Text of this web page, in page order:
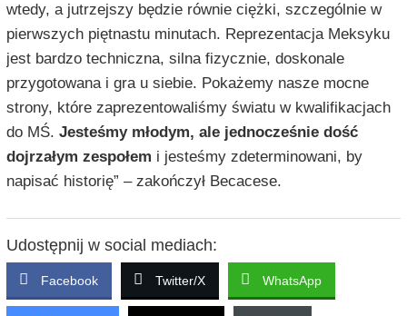
wtedy, a jutrzejszy będzie równie ciężki, szczególnie w
pierwszych piętnastu minutach. Reprezentacja Meksyku
jest bardzo techniczna, silna fizycznie, doskonale
przygotowana i gra u siebie. Pokażemy nasze mocne
strony, które zaprezentowaliśmy światu w kwalifikacjach
do MŚ. Jesteśmy młodym, ale jednocześnie dość
dojrzałym zespołem i jesteśmy zdeterminowani, by
napisać historię” – zakończył Becacese.
Udostępnij w social mediach:
Facebook Twitter/X WhatsApp